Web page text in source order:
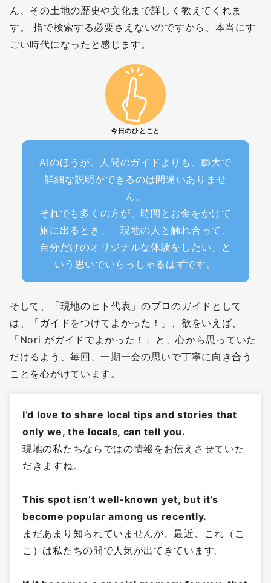
ん、その土地の歴史や文化まで詳しく教えてくれま
す。 指で検索する必要さえないのですから、本当にす
ごい時代になったと感じます。
今日のひとこと
AIのほうが、人間のガイドよりも、膨大で
詳細な説明ができるのは間違いありませ
ん。
それでも多くの方が、時間とお金をかけて
旅に出るとき、「現地の人と触れ合って、
自分だけのオリジナルな体験をしたい」と
いう思いでいらっしゃるはずです。
そして、「現地のヒト代表」のプロのガイドとして
は、「ガイドをつけてよかった！」、欲をいえば、
「Nori がガイドでよかった！」と、心から思っていた
だけるよう、毎回、一期一会の思いで丁寧に向き合う
ことを心がけています。
I’d love to share local tips and stories that
only we, the locals, can tell you.
現地の私たちならではの情報をお伝えさせていた
だきますね。
This spot isn’t well-known yet, but it’s
become popular among us recently.
まだあまり知られていませんが、最近、これ（こ
こ）は私たちの間で人気が出てきています。